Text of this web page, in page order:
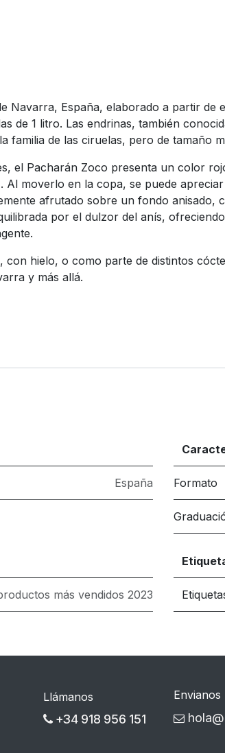
Navarra, España, elaborado a partir de
de 1 litro. Las endrinas, también
familia de las ciruelas, pero de tamaño
el Pacharán Zoco presenta un color
moverlo en la copa, se puede
afrutado sobre un fondo anisado,
por el dulzor del anís,
hielo, o como parte de distintos
y más allá.
España Formato
más vendidos 2023
Llámanos
+34 918 956 151
Envianos